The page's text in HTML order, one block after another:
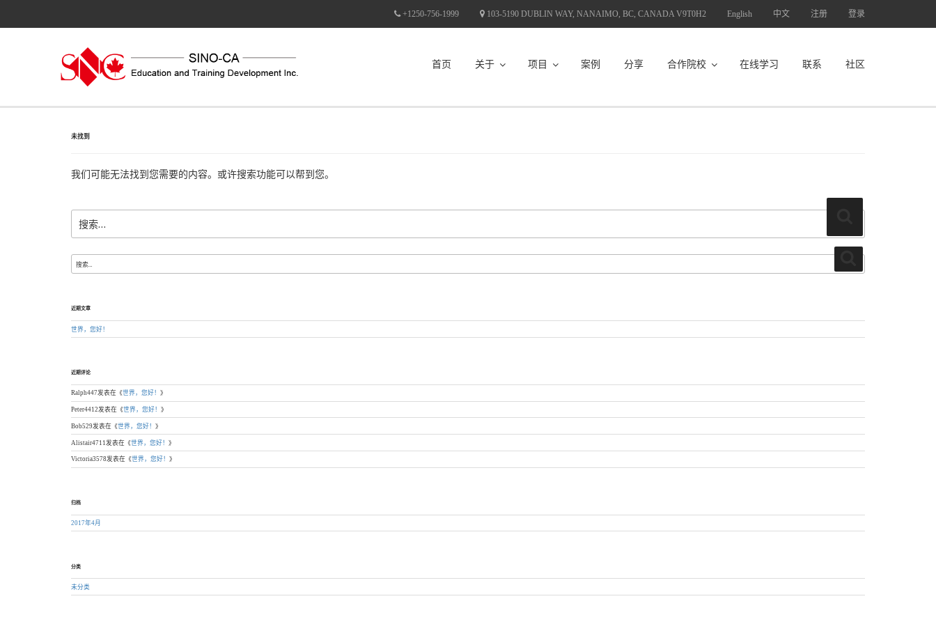
登录
注册
中文
English
103-5190 DUBLIN WAY, NANAIMO, BC, CANADA V9T0H2
+1250-756-1999
首页 关于 项目 案例 分享 合作院校 在线学习 联系 社区
未找到
我们可能无法找到您需要的内容。或许搜索功能可以帮到您。
搜
索：
索：
近期文章
世界，您好！
近期评论
Ralph447发表在《世界，您好！ 》
Peter4412发表在《世界，您好！ 》
Bob529 发表在《世界，您好！ 》
Alistair4711 发表在《世界，您好！ 》
Victoria3578发表在《世界，您好！ 》
归档
2017年4月
分类
未分类